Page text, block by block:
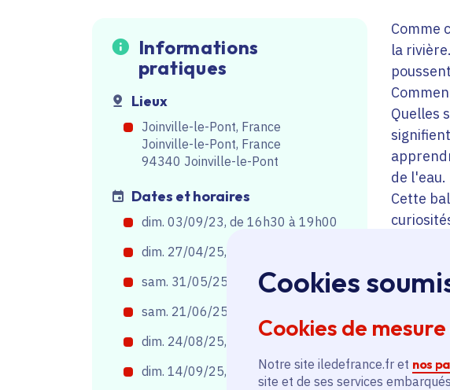
Cookies
Cookies de
Notre site iledefrance.fr et nos
site et de ses services
Informations
pratiques
Lieux
Joinville-le-Pont, France
Joinville-le-Pont, France
94340 Joinville-le-Pont
Dates et horaires
dim. 03/09/23, de 16h30 à19h00
dim. 27/04/25, de 16h00
sam. 31/05/25, de 16h30à19h00
sam. 21/06/25, de 12h30
dim. 24/08/25, de 16h30
dim. 14/09/25, de 16h30à19h00
Comme
la
Quelles
de l'eau.
Cette
Activité